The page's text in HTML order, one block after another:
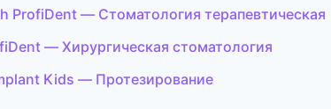
ProfiDent — Стоматология терапевтическая
— Хирургическая стоматология
Kids — Протезирование